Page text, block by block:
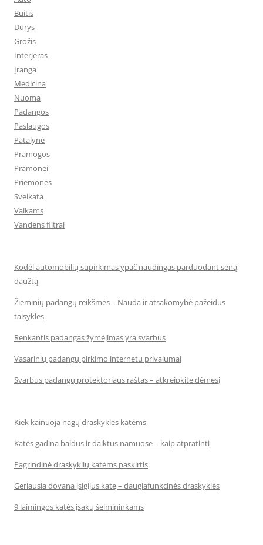
Buitis
Durys
Grožis
Interjeras
Įranga
Medicina
Nuoma
Padangos
Paslaugos
Patalynė
Pramogos
Pramonei
Priemonės
Sveikata
Vaikams
Vandens filtrai
Kodėl automobilių supirkimas ypač naudingas parduodant seną,
daužtą
Žieminių padangų reikšmės – Nauda ir atsakomybė pažeidus
taisykles
Renkantis padangas žymėjimas yra svarbus
Vasarinių padangų pirkimo internetu privalumai
Svarbus padangų protektoriaus raštas – atkreipkite dėmesį
Kiek kainuoja nagų draskyklės katėms
Katės gadina baldus ir daiktus namuose – kaip atpratinti
Pagrindinė draskyklių katėms paskirtis
Geriausia dovana įsigijus katę – daugiafunkcinės draskyklės
9 laimingos katės įsakų šeimininkams